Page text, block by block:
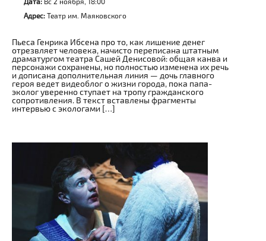
Адрес: Театр им. Маяковского
Пьеса Генрика Ибсена про то, как лишение денег
отрезвляет человека, начисто переписана штатным
драматургом театра Сашей Денисовой: общая канва и
персонажи сохранены, но полностью изменена их речь
и дописана дополнительная линия — дочь главного
героя ведет видеоблог о жизни города, пока папа-
эколог уверенно ступает на тропу гражданского
сопротивления. В текст вставлены фрагменты
интервью с экологами […]